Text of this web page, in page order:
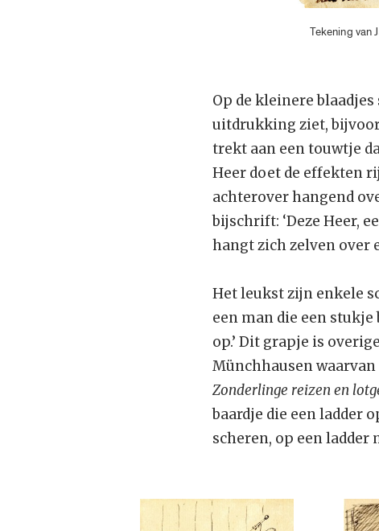
Tekening van
Op de kleinere
uitdrukking ziet,
trekt aan een touwtje
Heer doet de effekten
achterover hangend
bijschrift: ‘Deze Heer,
hangt zich zelven over
Het leukst zijn enkele
een man die een
op.’ Dit grapje is
Münchhausen
Zonderlinge reizen en
baardje die een ladder
scheren, op een ladder